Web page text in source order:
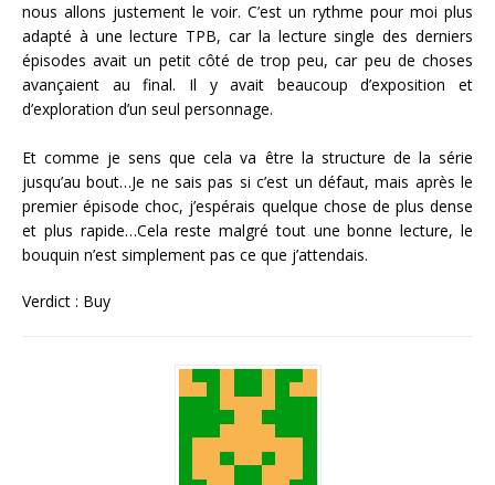
nous allons justement le voir. C’est un rythme pour moi plus
adapté à une lecture TPB, car la lecture single des derniers
épisodes avait un petit côté de trop peu, car peu de choses
avançaient au final. Il y avait beaucoup d’exposition et
d’exploration d’un seul personnage.
Et comme je sens que cela va être la structure de la série
jusqu’au bout…Je ne sais pas si c’est un défaut, mais après le
premier épisode choc, j’espérais quelque chose de plus dense
et plus rapide…Cela reste malgré tout une bonne lecture, le
bouquin n’est simplement pas ce que j’attendais.
Verdict : Buy